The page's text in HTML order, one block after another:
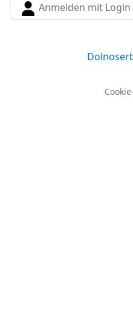
Anmelden mit Login